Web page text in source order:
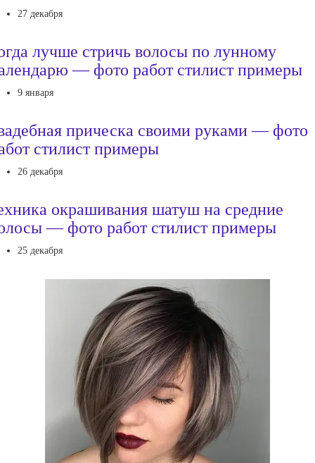
27 декабря
лучше стричь волосы по лунному
— фото работ стилист примеры
9 января
прическа своими руками — фото
стилист примеры
26 декабря
окрашивания шатуш на средние
— фото работ стилист примеры
25 декабря